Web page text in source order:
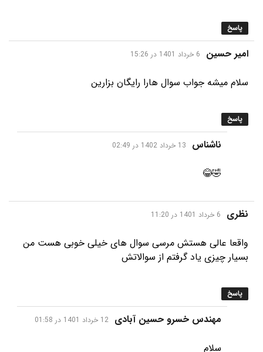
پاسخ
امیر حسین گفت:
6 خرداد 1401 در 15:26
سلام میشه جواب سوال هارا رایگان بزارین
پاسخ
ناشناس گفت:
13 خرداد 1402 در 02:49
🤣😂
نظری گفت:
6 خرداد 1401 در 11:20
واقعا عالی هستش مرسی سوال های خیلی خوبی هست من
بسیار چیزی یاد گرفتم از سوالاتش
پاسخ
مهندس خسرو حسین آبادی گفت:
12 خرداد 1401 در 01:58
سلام